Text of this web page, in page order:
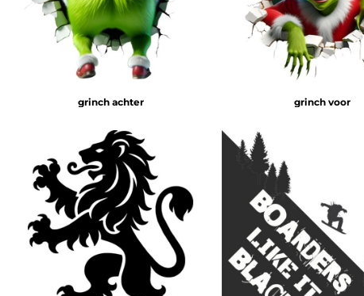
grinch achter grinch voor